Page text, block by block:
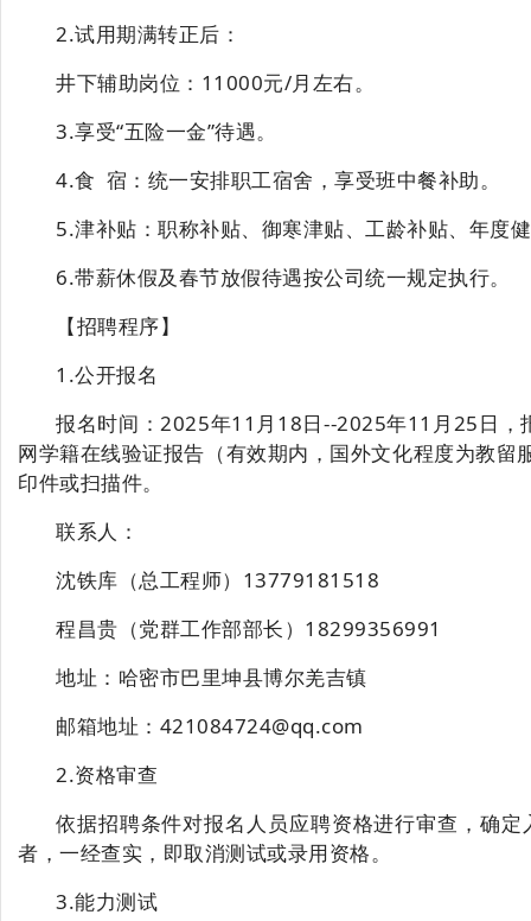
2.试用期满转正后：
井下辅助岗位： 11000元/月左右。
3.享受“五险一金”待遇。
4.食 宿： 统一安排职工宿舍，享受班中餐补助。
5.津补贴：职称补贴、御寒津贴、工龄补贴、年度
6.带薪休假及春节放假待遇按公司统一规定执行。
【招聘程序】
1.公开报名
报名时间：2025年11月18日--2025年11月25日，
网学籍在线验证报告（有效期内，国外文化程度为教
印件或扫描件。
联系人：
沈铁库 （总工程师） 13779181518
程昌贵 （党群工作部部长） 18299356991
地址：哈密市巴里坤县博尔羌吉镇
邮箱地址： 421084724@qq.com
2.资格审查
依据招聘条件对报名人员应聘资格进行审查，确
者，一经查实，即取消测试或录用资格。
3.能力测试